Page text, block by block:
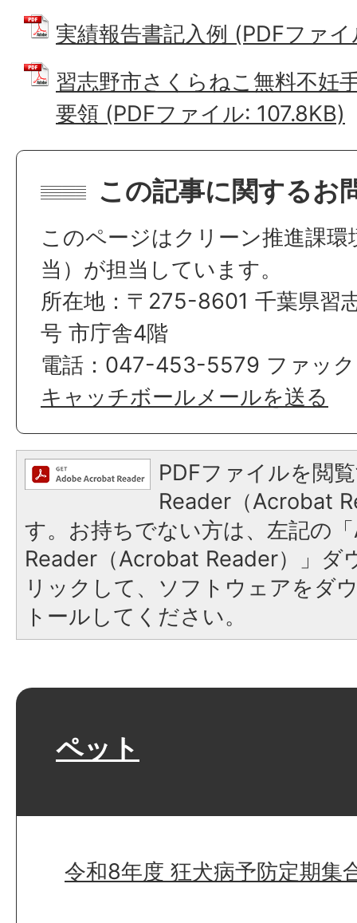
実績報告書記入例 (PDFファ
習志野市さくらねこ無料不妊
要領 (PDFファイル: 107.8KB)
この記事に関するお
このページはクリーン推進課環
当）が担当しています。
所在地：〒275-8601 千葉県習
号 市庁舎4階
電話：047-453-5579 ファッ
キャッチボールメールを送る
PDFファイルを閲
Reader（Acrobat
す。お持ちでない方は、左記の
Reader（Acrobat Reader）」ダ
リックして、ソフトウェアをダ
トールしてください。
ペット
令和8年度 狂犬病予防定期集